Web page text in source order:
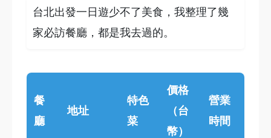
台北出發一日遊少不了美食，我整理了幾
家必訪餐廳，都是我去過的。
餐
廳
地址
特色
菜
價格
（台
幣）
營業
時間